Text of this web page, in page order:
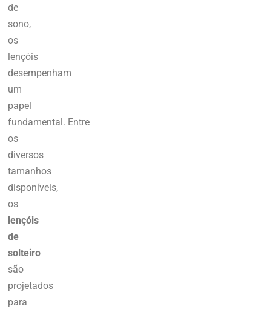
de
sono,
os
lençóis
desempenham
um
papel
fundamental. Entre
os
diversos
tamanhos
disponíveis,
os
lençóis
de
solteiro
são
projetados
para